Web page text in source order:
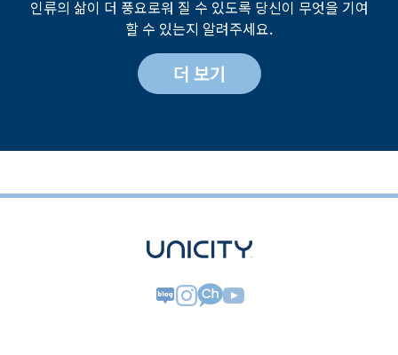
인류의 삶이 더 풍요로워 질 수 있도록 당신이 무엇을 기여
할 수 있는지 알려주세요.
더 보기